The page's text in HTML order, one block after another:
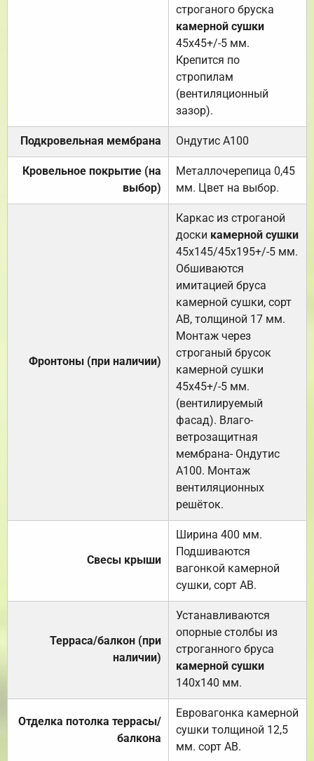
строганого бруска
камерной сушки
45х45+/-5 мм.
Крепится по
стропилам
(вентиляционный
зазор).
Подкровельная мембрана Ондутис А100
Кровельное покрытие (на
выбор)
Металлочерепица 0,45
мм. Цвет на выбор.
Фронтоны (при наличии)
Каркас из строганой
доски камерной сушки
45х145/45х195+/-5 мм.
Обшиваются
имитацией бруса
камерной сушки, сорт
АВ, толщиной 17 мм.
Монтаж через
строганый брусок
камерной сушки
45х45+/-5 мм.
(вентилируемый
фасад). Влаго-
ветрозащитная
мембрана- Ондутис
А100. Монтаж
вентиляционных
решёток.
Свесы крыши
Ширина 400 мм.
Подшиваются
вагонкой камерной
сушки, сорт АВ.
Терраса/балкон (при
наличии)
Устанавливаются
опорные столбы из
строганного бруса
камерной сушки
140х140 мм.
Отделка потолка террасы/
балкона
Евровагонка камерной
сушки толщиной 12,5
мм. сорт АВ.